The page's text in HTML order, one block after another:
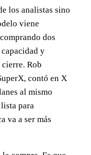
los analistas sino
viene
dos
y
Rob
contó en X
al mismo
para
va a ser más